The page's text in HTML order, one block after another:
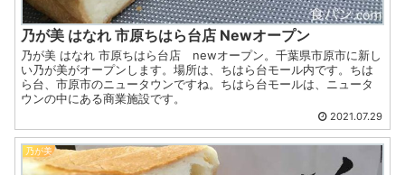
乃が美 はなれ 市原ちはら台店 Newオープン
乃が美 はなれ 市原ちはら台店 newオープン。千葉県市原市に新し
い乃が美がオープンします。場所は、ちはら台モール内です。ちは
ら台、市原市のニュータウンですね。ちはら台モールは、ニュータ
ウンの中にある商業施設です。
2021.07.29
乃が美